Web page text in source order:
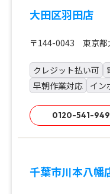
大田区羽田店
〒144-0043 東京都
クレジット払い可
早朝作業対応
イン
0120-541-949
千葉市川本八幡